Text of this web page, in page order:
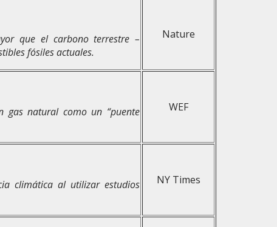
que el carbono terrestre –
fósiles actuales.
Nature
gas natural como un “puente
WEF
climática al utilizar estudios
NY Times